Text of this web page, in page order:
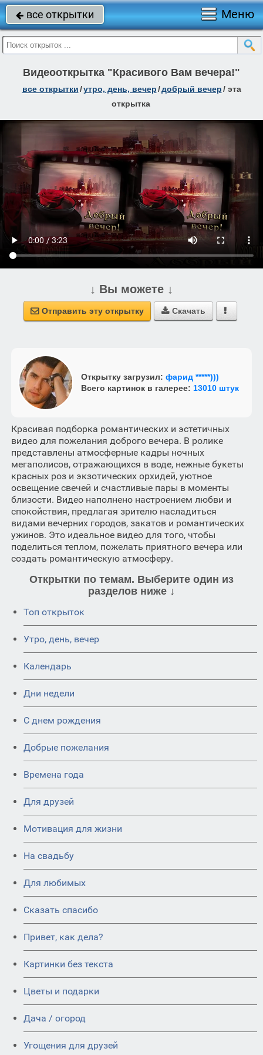
 все открытки Меню
Видеооткрытка "Красивого Вам вечера!"
все открытки/утро, день, вечер/добрый вечер/ эта
открытка
↓ Вы можете ↓
 Отправить эту открытку  Скачать 
Открытку загрузил: фарид *****)))
Всего картинок в галерее: 13010 штук
Красивая подборка романтических и эстетичных
видео для пожелания доброго вечера. В ролике
представлены атмосферные кадры ночных
мегаполисов, отражающихся в воде, нежные букеты
красных роз и экзотических орхидей, уютное
освещение свечей и счастливые пары в моменты
близости. Видео наполнено настроением любви и
спокойствия, предлагая зрителю насладиться
видами вечерних городов, закатов и романтических
ужинов. Это идеальное видео для того, чтобы
поделиться теплом, пожелать приятного вечера или
создать романтическую атмосферу.
Открытки по темам. Выберите один из
разделов ниже ↓
Топ открыток
Утро, день, вечер
Календарь
Дни недели
C днем рождения
Добрые пожелания
Времена года
Для друзей
Мотивация для жизни
На свадьбу
Для любимых
Сказать спасибо
Привет, как дела?
Картинки без текста
Цветы и подарки
Дача / огород
Угощения для друзей